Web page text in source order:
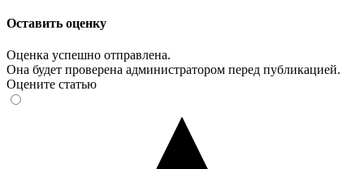
Оставить оценку
Оценка успешно отправлена.
Она будет проверена администратором перед публикацией.
Оцените статью